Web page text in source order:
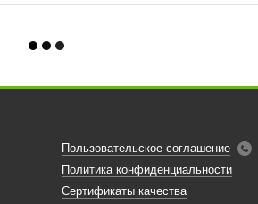
Пользовательское соглашение
Политика конфиденциальности
Сертификаты качества